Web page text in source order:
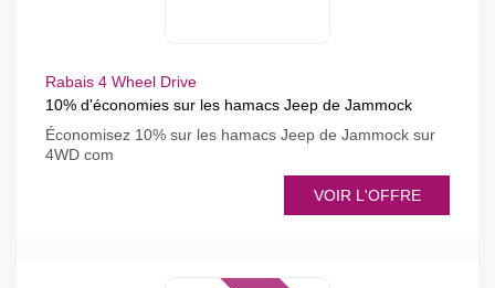
Rabais 4 Wheel Drive
10% d'économies sur les hamacs Jeep de Jammock
Économisez 10% sur les hamacs Jeep de Jammock sur
4WD com
VOIR L'OFFRE